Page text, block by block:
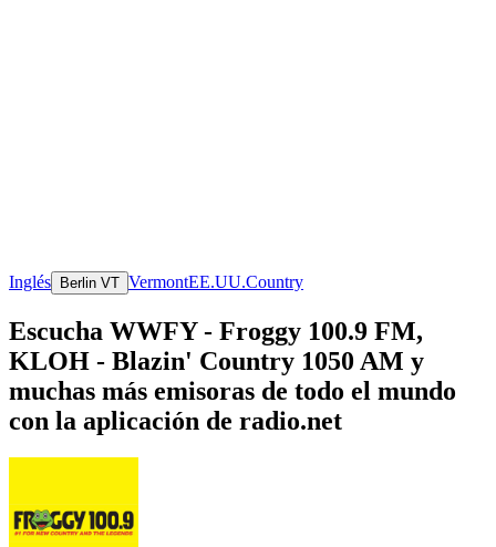
Inglés Berlin VT VermontEE.UU.Country
Escucha WWFY - Froggy 100.9 FM,
KLOH - Blazin' Country 1050 AM y
muchas más emisoras de todo el mundo
con la aplicación de radio.net